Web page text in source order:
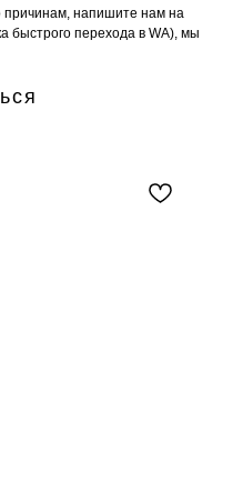
причинам, напишите нам на
быстрого перехода в WA), мы